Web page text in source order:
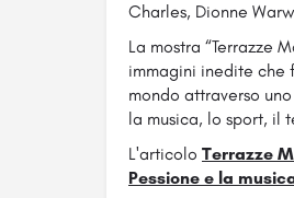
Charles, Dionne
La mostra “Terrazze
immagini inedite che
mondo attraverso
la musica, lo sport, il
L'articolo Terrazze
Pessione e la